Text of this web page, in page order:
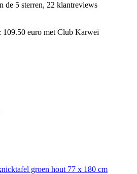
de 5 sterren, 22 klantreviews
euro met Club Karwei
groen hout 77 x 180 cm